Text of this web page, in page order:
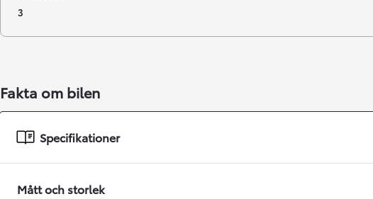
Från 238 900 kr
Easy Billån
GR Yaris
3
Fakta om bilen
Specifikationer
Mått och storlek